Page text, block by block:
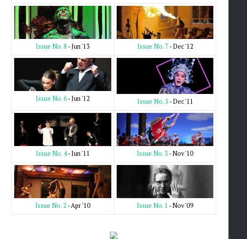
Issue No. 8 - Jun '13 Issue No. 7 - Dec '12
Issue No. 6- Jun '12 Issue No. 5 - Dec '11
Issue No. 4- Jun '11 Issue No. 3 - Nov '10
Issue No. 2 - Apr '10 Issue No. 1 - Nov '09